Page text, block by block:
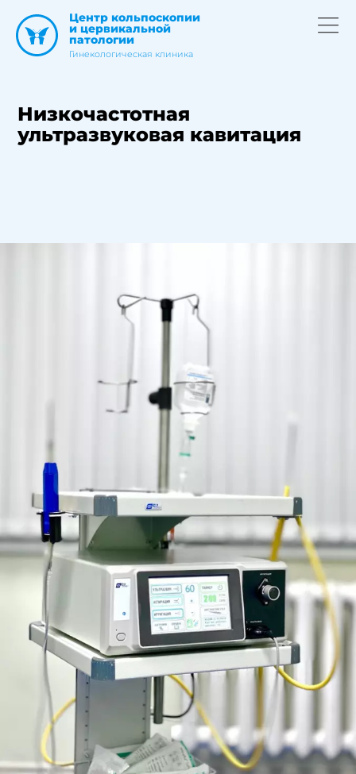
Центр кольпоскопии
и цервикальной
патологии
Гинекологическая клиника
Низкочастотная
ультразвуковая кавитация